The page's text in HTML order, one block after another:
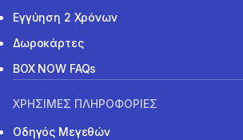
Εγγύηση 2 Χρόνων
Δωροκάρτες
BOX NOW FAQs
ΧΡΗΣΙΜΕΣ ΠΛΗΡΟΦΟΡΙΕΣ
Οδηγός Μεγεθών